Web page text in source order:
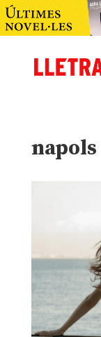
napols